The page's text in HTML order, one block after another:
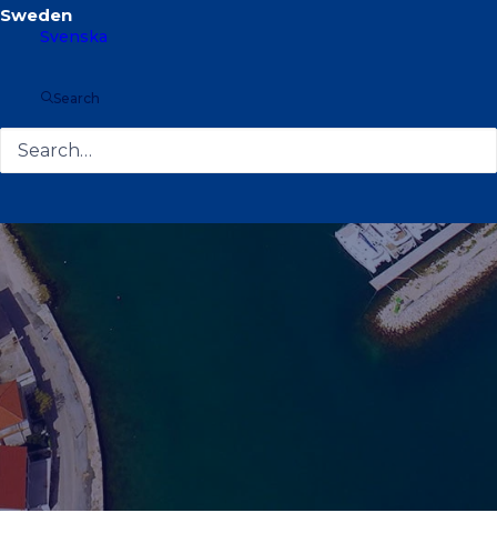
Svenska
Search